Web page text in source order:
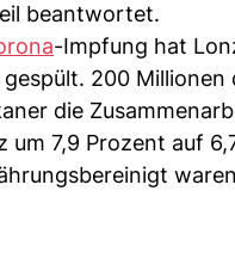
beantwortet.
-Impfung hat
gespült. 200
die
7,9 Prozent auf